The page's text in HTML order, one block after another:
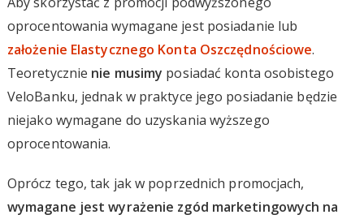
oprocentowania wymagane jest posiadanie lub
założenie Elastycznego Konta Oszczędnościowe.
Teoretycznie nie musimy posiadać konta osobistego
VeloBanku, jednak w praktyce jego posiadanie będzie
niejako wymagane do uzyskania wyższego
oprocentowania.
Oprócz tego, tak jak w poprzednich promocjach,
wymagane jest wyrażenie zgód marketingowych na